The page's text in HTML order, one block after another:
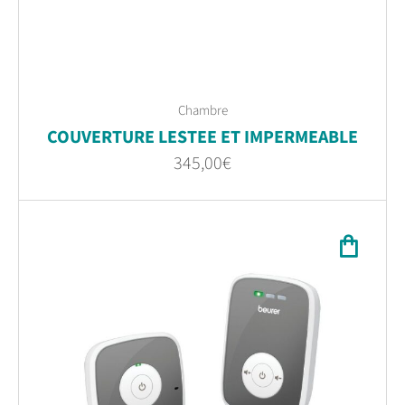
Chambre
COUVERTURE LESTEE ET IMPERMEABLE
345,00€